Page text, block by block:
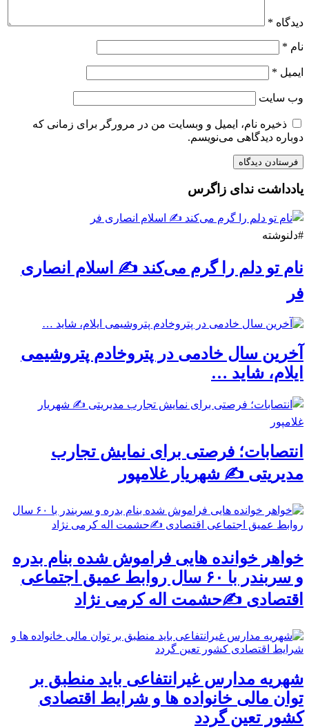
دیدگاه *
نام *
ایمیل *
وب‌ سایت
ذخیره نام، ایمیل و وبسایت من در مرورگر برای زمانی که
دوباره دیدگاهی می‌نویسم.
یادداشت ندای زاگرس
#دلنوشته
نام تو دلم را گرم می‌کند ✍️ اسلام انصاری
فر
آخرین سال خادمی در پتروخادم پتروشیمی
ایلام، شاید …
انتصابات؛ فرصتی برای نمایش تجارب
مدیریتی ✍ شهریار غلامپور
خواهر خوانده هایی فراموش شده بنام بدره
و سربندر با ۶۰ سال روابط عمیق اجتماعی
اقتصادی ✍حشمت اله کرمی نژاد
شهریه مدارس غیرانتفاعی باید منطبق بر
توان مالی خانواده ها و شرایط اقتصادی
کشور تعین گردد